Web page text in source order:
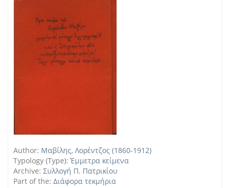
Author: Μαβίλης, Λορέντζος (1860-1912)
Typology (Type):Έμμετρα κείμενα
Archive: Συλλογή Π. Πατρικίου
Part of the: Διάφορα τεκμήρια